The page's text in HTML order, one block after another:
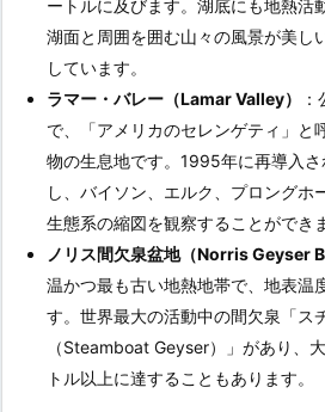
ートルに及びます。湖底にも地熱活
湖面と周囲を囲む山々の風景が美し
しています。
ラマー・バレー（Lamar Valley）
で、「アメリカのセレンゲティ」と
物の生息地です。1995年に再導入
し、バイソン、エルク、プロングホ
生態系の縮図を観察することができ
ノリス間欠泉盆地（Norris Geyser
温かつ最も古い地熱地帯で、地表温
す。世界最大の活動中の間欠泉「ス
（Steamboat Geyser）」があり、
トル以上に達することもあります。